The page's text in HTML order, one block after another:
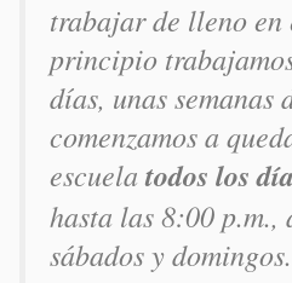
trabajar de lleno
principio
días, unas semanas
comenzamos a
escuelatodos los
hasta las 8:00 p.m.,
sábados y domingos.